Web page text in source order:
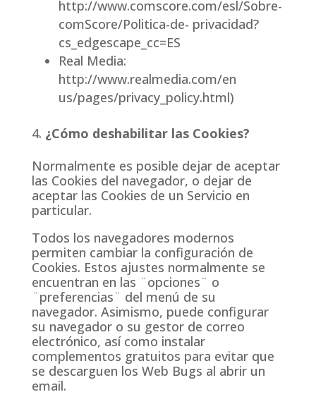
http://www.comscore.com/esl/Sobre-
comScore/Politica-de- privacidad?
cs_edgescape_cc=ES
Real Media:
http://www.realmedia.com/en
us/pages/privacy_policy.html)
¿Cómo deshabilitar las Cookies?
Normalmente es posible dejar de aceptar
las Cookies del navegador, o dejar de
aceptar las Cookies de un Servicio en
particular.
Todos los navegadores modernos
permiten cambiar la configuración de
Cookies. Estos ajustes normalmente se
encuentran en las ¨opciones¨ o
¨preferencias¨ del menú de su
navegador. Asimismo, puede configurar
su navegador o su gestor de correo
electrónico, así como instalar
complementos gratuitos para evitar que
se descarguen los Web Bugs al abrir un
email.